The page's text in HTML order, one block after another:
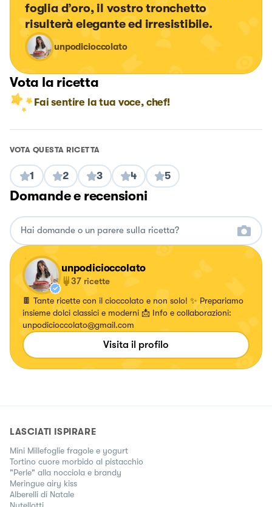
foglia d’oro, il vostro tronchetto
risulterà elegante ed irresistibile.
unpodicioccolato
Vota la ricetta
Fai sentire la tua voce, chef!
VOTA QUESTA RICETTA
1 2 3 4 5
Domande e recensioni
unpodicioccolato
37 ricette
🍫 Tante ricette con il cioccolato e non solo! ✨ Prepariamo
insieme dolci classici e moderni 📩 Info e collaborazioni:
unpodicioccolato@gmail.com
Visita il profilo
LASCIATI ISPIRARE
Mini Millefoglie fragole e yogurt
Tortino cuore morbido al pistacchio
"Perle" alla nocciola e brandy
Meringue airy kiss
Alberelli di Natale
Nutellotti